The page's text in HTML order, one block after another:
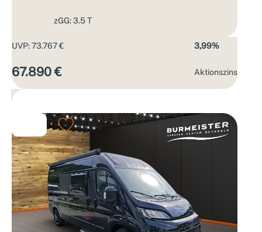
zGG: 3.5 T
UVP: 73.767 €
67.890 €
3,99%
Aktions­zins